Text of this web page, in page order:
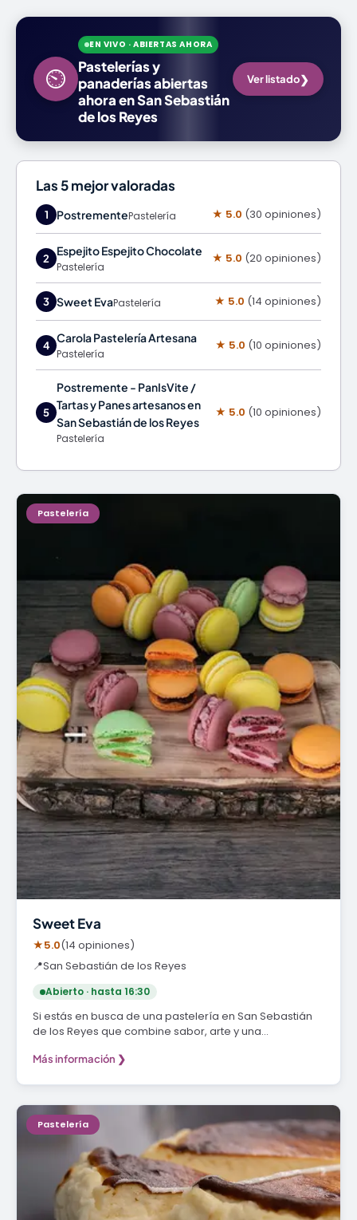
⏲
EN VIVO · ABIERTAS AHORA
Pastelerías y
panaderías abiertas
ahora en San Sebastián
de los Reyes
Ver listado❯
Las 5 mejor valoradas
1 PostrementePastelería ★ 5.0 (30 opiniones)
2
Espejito Espejito Chocolate
Pastelería
★ 5.0 (20 opiniones)
3 Sweet EvaPastelería ★ 5.0 (14 opiniones)
4
Carola Pastelería Artesana
Pastelería
★ 5.0 (10 opiniones)
5
Postremente - PanIsVite /
Tartas y Panes artesanos en
San Sebastián de los Reyes
Pastelería
★ 5.0 (10 opiniones)
Pastelería
Sweet Eva
★5.0(14 opiniones)
📍San Sebastián de los Reyes
Abierto · hasta 16:30
Si estás en busca de una pastelería en San Sebastián
de los Reyes que combine sabor, arte y una…
Más información ❯
Pastelería